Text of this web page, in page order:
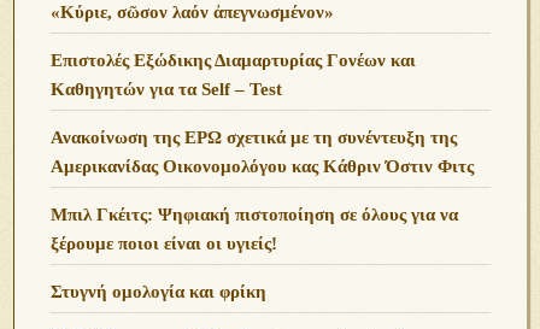
«Κύριε, σῶσον λαόν ἀπεγνωσμένον»
Επιστολές Εξώδικης Διαμαρτυρίας Γονέων και
Καθηγητών για τα Self – Test
Ανακοίνωση της ΕΡΩ σχετικά με τη συνέντευξη της
Αμερικανίδας Οικονομολόγου κας Κάθριν Όστιν Φιτς
Μπιλ Γκέιτς: Ψηφιακή πιστοποίηση σε όλους για να
ξέρουμε ποιοι είναι οι υγιείς!
Στυγνή ομολογία και φρίκη